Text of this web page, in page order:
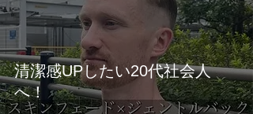
清潔感UPしたい20代社会人
へ！